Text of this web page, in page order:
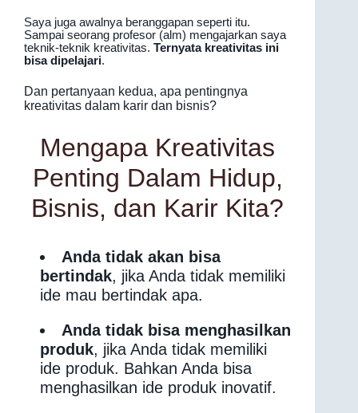
Saya juga awalnya beranggapan seperti itu.
Sampai seorang profesor (alm) mengajarkan saya
teknik-teknik kreativitas. Ternyata kreativitas ini
bisa dipelajari.
Dan pertanyaan kedua, apa pentingnya
kreativitas dalam karir dan bisnis?
Mengapa Kreativitas
Penting Dalam Hidup,
Bisnis, dan Karir Kita?
Anda tidak akan bisa
bertindak, jika Anda tidak memiliki
ide mau bertindak apa.
Anda tidak bisa menghasilkan
produk, jika Anda tidak memiliki
ide produk. Bahkan Anda bisa
menghasilkan ide produk inovatif.